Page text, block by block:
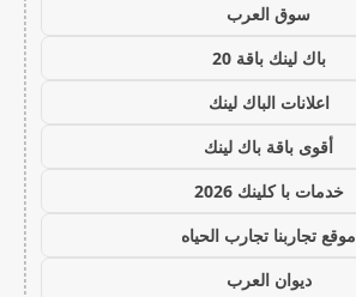
سوق العرب
باك لينك باقة 20
اعلانات الباك لينك
أقوى باقة باك لينك
خدمات با كلينك 2026
موقع تجاربنا تجارب الحياه
ديوان العرب